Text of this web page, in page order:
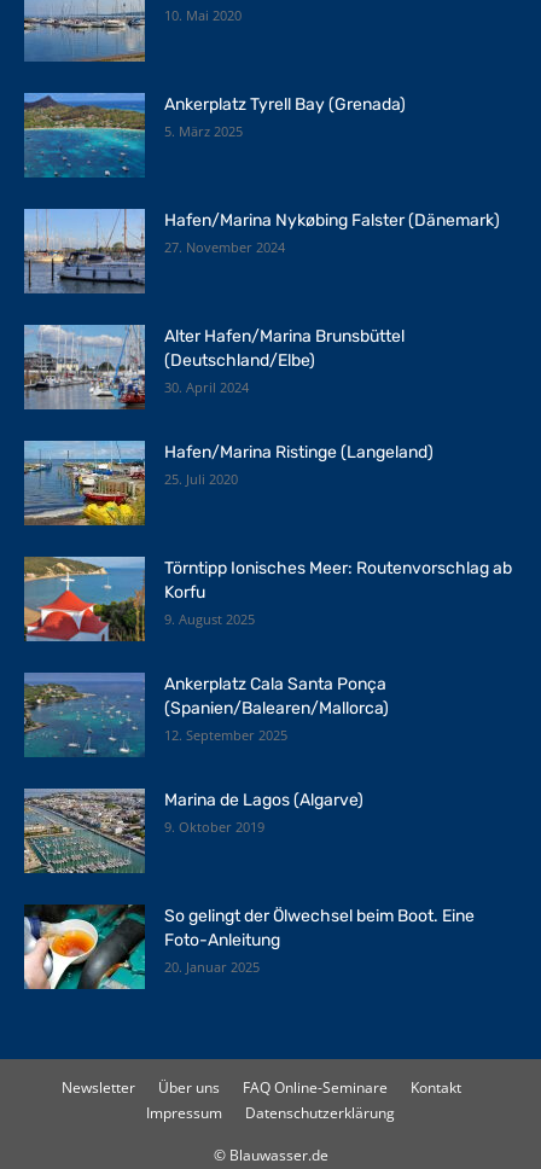
10. Mai 2020
Ankerplatz Tyrell Bay (Grenada)
5. März 2025
Hafen/Marina Nykøbing Falster (Dänemark)
27. November 2024
Alter Hafen/Marina Brunsbüttel
(Deutschland/Elbe)
30. April 2024
Hafen/Marina Ristinge (Langeland)
25. Juli 2020
Törntipp Ionisches Meer: Routenvorschlag ab
Korfu
9. August 2025
Ankerplatz Cala Santa Ponça
(Spanien/Balearen/Mallorca)
12. September 2025
Marina de Lagos (Algarve)
9. Oktober 2019
So gelingt der Ölwechsel beim Boot. Eine
Foto-Anleitung
20. Januar 2025
Newsletter Über uns FAQ Online-Seminare
Kontakt
Impressum
Datenschutzerklärung
© Blauwasser.de